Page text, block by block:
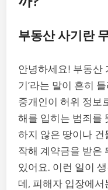
부동산 사기란
안녕하세요! 부동산
기’라는 말이 흔히
중개인이 허위 정보
해를 입히는 범죄를
하지 않은 땅이나 건
작해 계약금을 받은
있어요. 이런 일이
데, 피해자 입장에서